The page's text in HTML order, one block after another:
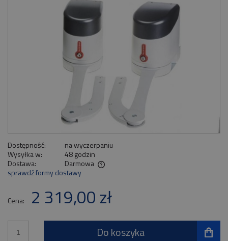
Dostępność:
na wyczerpaniu
Wysyłka w:
48 godzin
Dostawa:
Darmowa
Cena nie zawiera ewentualnych kosztów płatności
sprawdź formy dostawy
Cena: 2 319,00 zł
Do koszyka